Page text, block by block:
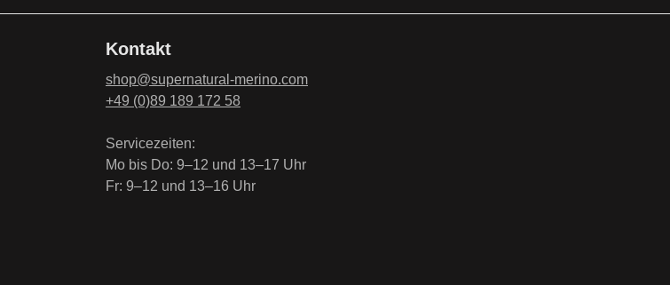
genommen und die
einverstanden.*
Die mit einem Stern (*) markierten Felder sind Pflichtfelder.
Kontakt
shop@supernatural-merino.com
+49 (0)89 189 172 58
Servicezeiten:
Mo bis Do: 9–12 und 13–17 Uhr
Fr: 9–12 und 13–16 Uhr